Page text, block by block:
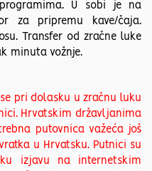
U sobi je na
za pripremu kave/čaja.
Transfer od zračne luke
minuta vožnje.
pri dolasku u zračnu luku
Hrvatskim državljanima
putovnica važeća još
u Hrvatsku. Putnici su
izjavu na internetskim